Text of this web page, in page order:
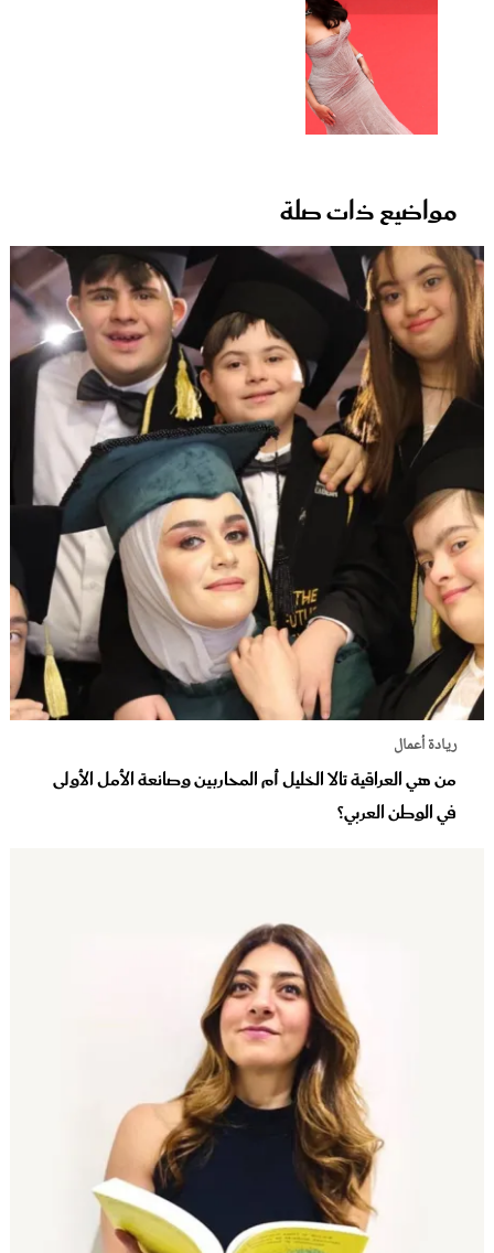
مواضيع ذات صلة
ريادة أعمال
من هي العراقية تالا الخليل أم المحاربين وصانعة الأمل الأولى
في الوطن العربي؟